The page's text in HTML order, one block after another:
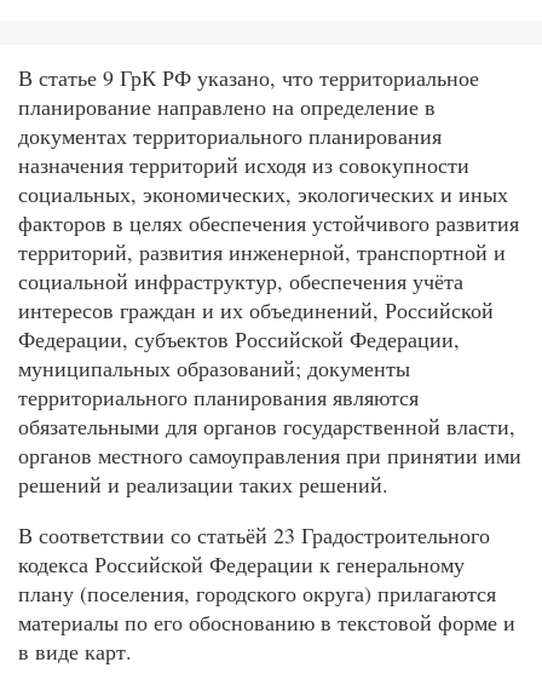
В статье 9 ГрК РФ указано, что территориальное
планирование направлено на определение в
документах территориального планирования
назначения территорий исходя из совокупности
социальных, экономических, экологических и иных
факторов в целях обеспечения устойчивого развития
территорий, развития инженерной, транспортной и
социальной инфраструктур, обеспечения учёта
интересов граждан и их объединений, Российской
Федерации, субъектов Российской Федерации,
муниципальных образований; документы
территориального планирования являются
обязательными для органов государственной власти,
органов местного самоуправления при принятии ими
решений и реализации таких решений.
В соответствии со статьёй 23 Градостроительного
кодекса Российской Федерации к генеральному
плану (поселения, городского округа) прилагаются
материалы по его обоснованию в текстовой форме и
в виде карт.